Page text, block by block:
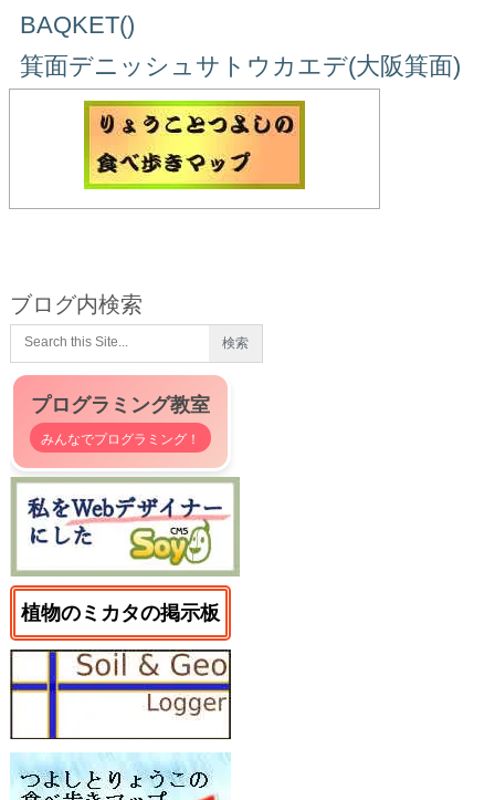
BAQKET()
箕面デニッシュサトウカエデ(大阪箕面)
ブログ内検索
プログラミング教室
みんなでプログラミング！
植物のミカタの掲示板